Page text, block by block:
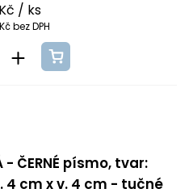
/ ks
bez DPH
- ČERNÉ písmo, tvar:
4 cm x v. 4 cm - tučné